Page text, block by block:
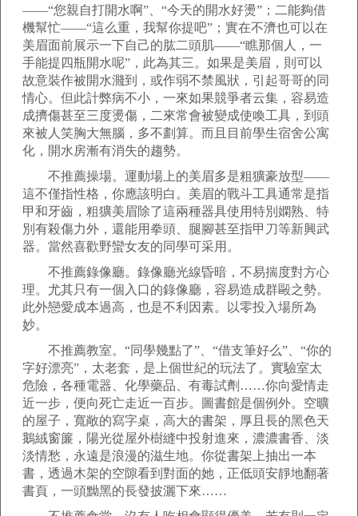
——“您親自打開水啊”、“今天的開水好燙”；二能夠借
機幫忙——“這么重，我幫你提吧”；實在不濟也可以在
美眉面前展示一下自己的肱二頭肌——“瞧那個人，一
手能提四瓶開水呢”，此為其三。如果是美眉，則可以
故意裝作被開水濺到，或作弱不禁風狀，引起哥哥的同
情心。但此計弊病不小，一來如果競爭者云集，容易造
成擠傷甚至三度燙傷，二來常會被變成使喚工具，到頭
來被人笑胸大無腦，多不劃算。而且目前學生宿舍公寓
化，開水房漸有消失的趨勢。
不推薦操場。運動場上的美眉多是粗獷豪放型——
這不僅指性格，你應該明白。美眉的戰斗工具通常是指
甲和牙齒，粗獷美眉除了這兩種器具使用特別嫻熟、特
別有殺傷力外，還能用拳頭、腿腳甚至指甲刀等新興武
器。當然喜歡野蠻女友的同學可采用。
不推薦錄像廳。錄像廳光線昏暗，不易揣度對方心
理。尤其只有一個入口的錄像廳，容易造成群毆之勢。
此外戀愛成本過高，也是不利因素。以零投入場所為
妙。
不推薦教室。“同學幾點了”、“借支筆好么”、“你的
字好漂亮”，太老套，是上個世紀的玩法了。實驗室太
危險，各種電器、化學藥品、有毒試劑……你向愛情走
近一步，便向死亡走近一百步。圖書館是個例外。空曠
的屋子，寬敞的寫字桌，高大的書架，厚且長的黑色天
鵝絨窗簾，陽光從屋外樹縫中投射進來，濃濃書香、淡
淡情愁，永遠是浪漫的滋生地。你從書架上抽出一本
書，透過木架的空隙看到對面的她，正低頭安靜地翻著
書頁，一頭黝黑的長發披灑下來……